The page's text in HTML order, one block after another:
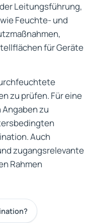
Leitungsführung,
Feuchte- und
für Geräte
zu prüfen. Für eine
zu
Auch
zugangsrelevante
Rahmen